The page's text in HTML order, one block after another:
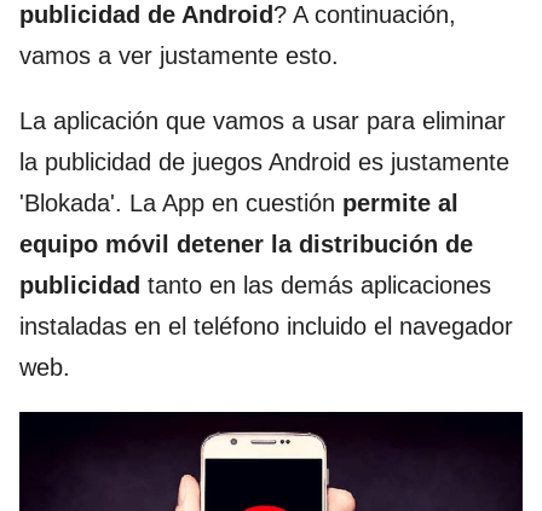
publicidad de Android ? A continuación,
vamos a ver justamente esto.
La aplicación que vamos a usar para eliminar
la publicidad de juegos Android es justamente
'Blokada'. La App en cuestión permite al
equipo móvil detener la distribución de
publicidad tanto en las demás aplicaciones
instaladas en el teléfono incluido el navegador
web.